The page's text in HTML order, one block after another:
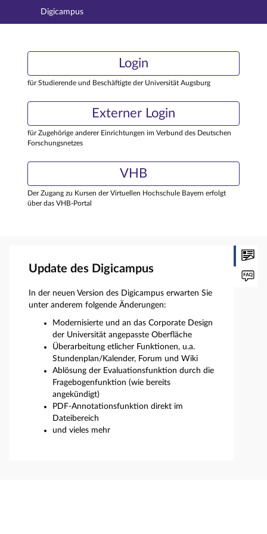
Hauptnavigation
Externer Login
Digicampus
Login
für Studierende und Beschäftigte der Universität Augsburg
Externer Login
für Zugehörige anderer Einrichtungen im Verbund des Deutschen
Forschungsnetzes
VHB
Der Zugang zu Kursen der Virtuellen Hochschule Bayern erfolgt
über das VHB-Portal
Update des Digicampus
In der neuen Version des Digicampus erwarten Sie
unter anderem folgende Änderungen:
Modernisierte und an das Corporate Design
der Universität angepasste Oberfläche
Überarbeitung etlicher Funktionen, u.a.
Stundenplan/Kalender, Forum und Wiki
Ablösung der Evaluationsfunktion durch die
Fragebogenfunktion (wie bereits
angekündigt)
PDF-Annotationsfunktion direkt im
Dateibereich
und vieles mehr